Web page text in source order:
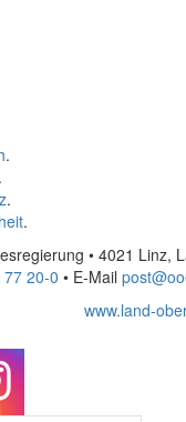
.
.
.
.
• 4021 Linz,
20-0 • E-Mail
www.land-